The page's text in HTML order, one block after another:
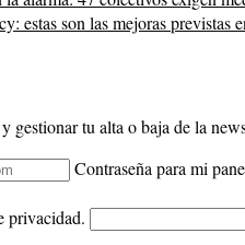
estas son las mejoras previstas
gestionar tu alta o baja de la
Contraseña para mi
privacidad.